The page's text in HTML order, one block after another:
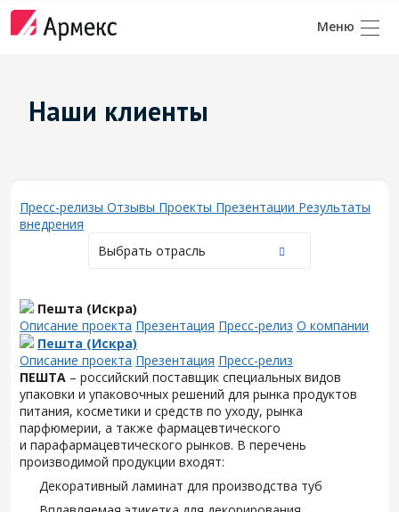
Наши клиенты
Пресс-релизы Отзывы Проекты Презентации Результаты
внедрения
Выбрать отрасль
Пешта (Искра)
Описание проекта Презентация Пресс-релиз О компании
Пешта (Искра)
Описание проекта Презентация Пресс-релиз
ПЕШТА – российский поставщик специальных видов
упаковки и упаковочных решений для рынка продуктов
питания, косметики и средств по уходу, рынка
парфюмерии, а также фармацевтического
и парафармацевтического рынков. В перечень
производимой продукции входят:
Декоративный ламинат для производства туб